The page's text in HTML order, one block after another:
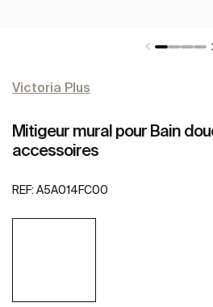
Victoria Plus
Mitigeur mural pour Bain
accessoires
REF: A5A014FC00